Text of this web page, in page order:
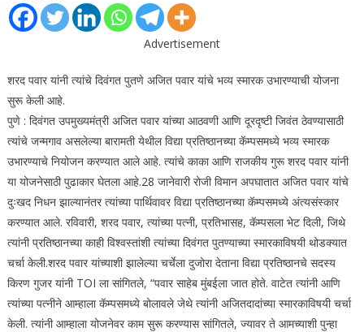
Advertisement
शरद पवार यांनी त्यांचे दिवंगत पुतणे अजित पवार यांचे भव्य स्मारक उभारण्याची योजना
सुरू केली आहे.
पुणे : दिवंगत उपमुख्यमंत्री अजित पवार यांच्या आठवणी आणि दूरदृष्टी जिवंत ठेवण्यासाठी
त्यांचे जन्मगाव असलेल्या बारामती येथील विद्या प्रतिष्ठानच्या कॅम्पसमध्ये भव्य स्मारक
उभारण्याचे नियोजन करण्यात आले आहे. त्यांचे काका आणि राजकीय गुरू शरद पवार यांनी
या योजनेसाठी पुढाकार घेतला आहे.28 जानेवारी रोजी विमान अपघातात अजित पवार यांचे
दुःखद निधन झाल्यानंतर त्यांच्या पार्थिवावर विद्या प्रतिष्ठानच्या कॅम्पसमध्ये अंत्यसंस्कार
करण्यात आले. रविवारी, शरद पवार, त्यांच्या पत्नी, प्रतिभासह, कॅम्पसला भेट दिली, जिथे
त्यांनी प्रतिष्ठानच्या काही विश्वस्तांशी त्यांच्या दिवंगत पुतण्याच्या स्मारकाविषयी थोडक्यात
चर्चा केली.शरद पवार यांच्याशी झालेल्या चर्चेला दुजोरा देताना विद्या प्रतिष्ठानचे सदस्य
किरण गुजर यांनी TOI ला सांगितले, “पवार साहेब मुंबईला जात होते. वाटेत त्यांनी आणि
त्यांच्या पत्नीने आम्हाला कॅम्पसमध्ये बोलावले जेथे त्यांनी अजितदादांच्या स्मारकाविषयी चर्चा
केली. त्यांनी आम्हाला योजनेवर काम सुरू करण्यास सांगितले, ज्यावर ते आमच्याशी पुन्हा